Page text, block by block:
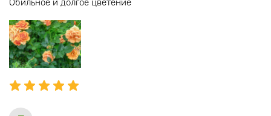
Обильное и долгое цветение